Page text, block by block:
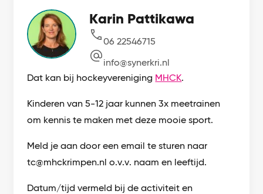
Karin Pattikawa
06 22546715
info@synerkri.nl
Dat kan bij hockeyvereniging MHCK.
Kinderen van 5-12 jaar kunnen 3x meetrainen
om kennis te maken met deze mooie sport.
Meld je aan door een email te sturen naar
tc@mhckrimpen.nl o.v.v. naam en leeftijd.
Datum/tijd vermeld bij de activiteit en